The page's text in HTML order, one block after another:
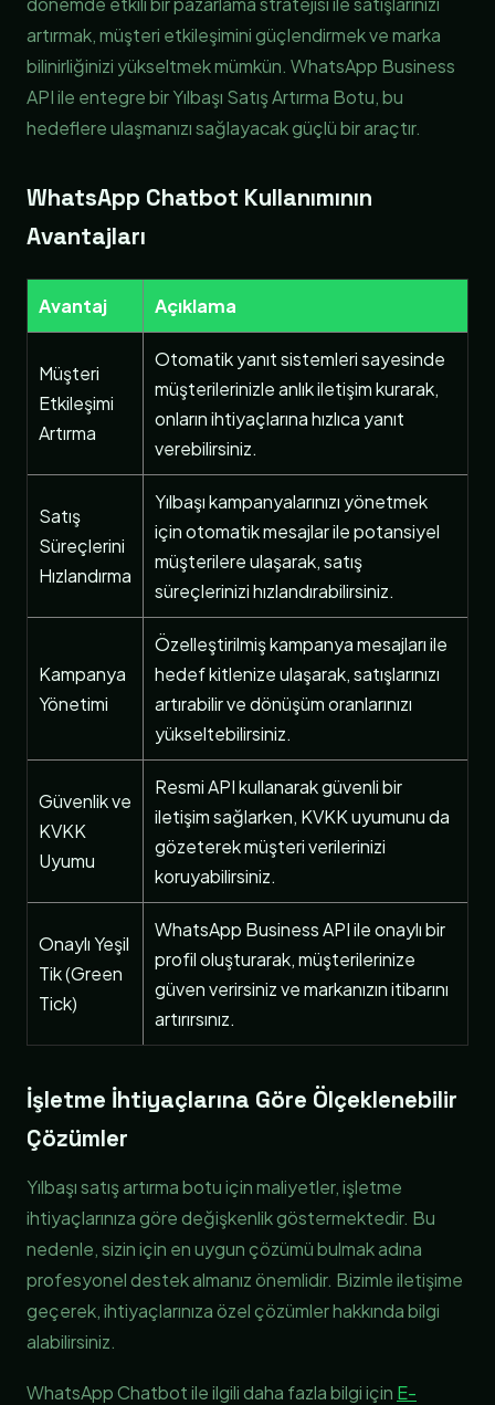
artırmak, müşteri etkileşimini güçlendirmek ve marka
bilinirliğinizi yükseltmek mümkün. WhatsApp Business
API ile entegre bir Yılbaşı Satış Artırma Botu, bu
hedeflere ulaşmanızı sağlayacak güçlü bir araçtır.
WhatsApp Chatbot Kullanımının
Avantajları
Avantaj Açıklama
Müşteri
Etkileşimi
Artırma
Otomatik yanıt sistemleri sayesinde
müşterilerinizle anlık iletişim kurarak,
onların ihtiyaçlarına hızlıca yanıt
verebilirsiniz.
Satış
Süreçlerini
Hızlandırma
Yılbaşı kampanyalarınızı yönetmek
için otomatik mesajlar ile potansiyel
müşterilere ulaşarak, satış
süreçlerinizi hızlandırabilirsiniz.
Kampanya
Yönetimi
Özelleştirilmiş kampanya mesajları ile
hedef kitlenize ulaşarak, satışlarınızı
artırabilir ve dönüşüm oranlarınızı
yükseltebilirsiniz.
Güvenlik ve
KVKK
Uyumu
Resmi API kullanarak güvenli bir
iletişim sağlarken, KVKK uyumunu da
gözeterek müşteri verilerinizi
koruyabilirsiniz.
Onaylı Yeşil
Tik (Green
Tick)
WhatsApp Business API ile onaylı bir
profil oluşturarak, müşterilerinize
güven verirsiniz ve markanızın itibarını
artırırsınız.
İşletme İhtiyaçlarına Göre Ölçeklenebilir
Çözümler
Yılbaşı satış artırma botu için maliyetler, işletme
ihtiyaçlarınıza göre değişkenlik göstermektedir. Bu
nedenle, sizin için en uygun çözümü bulmak adına
profesyonel destek almanız önemlidir. Bizimle iletişime
geçerek, ihtiyaçlarınıza özel çözümler hakkında bilgi
alabilirsiniz.
WhatsApp Chatbot ile ilgili daha fazla bilgi için E-